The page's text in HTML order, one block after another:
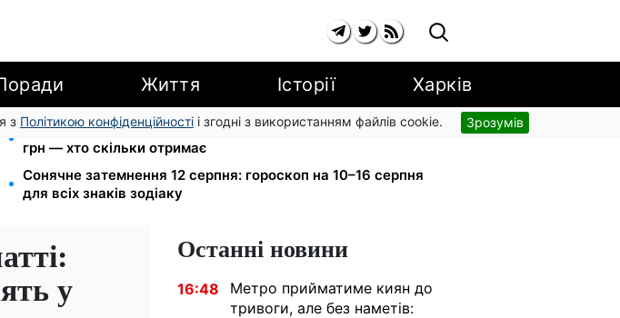
Життя Історії Харків
з Політикою конфіденційності і згодні з використанням файлів cookie. Зрозумів
Пенсія по інвалідності III групи з вересня: від 2595 до 10 625
грн — хто скільки отримає
Сонячне затемнення 12 серпня: гороскоп на 10–16 серпня
для всіх знаків зодіаку
у
Останні новини
16:48
Метро прийматиме киян до
тривоги, але без наметів: